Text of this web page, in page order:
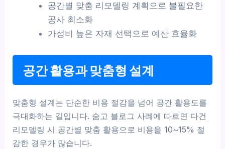
공간별 맞춤 리모델링 계획으로 불필요한
공사 최소화
가성비 높은 자재 선택으로 예산 효율화
공간 활용과 맞춤형 설계
맞춤형 설계는 단순한 비용 절감을 넘어 공간 활용도를
극대화하는 길입니다. 숨고 블로그 사례에 따르면 다건
리모델링 시 공간별 맞춤 활용으로 비용을 10~15% 절
감한 경우가 많습니다.